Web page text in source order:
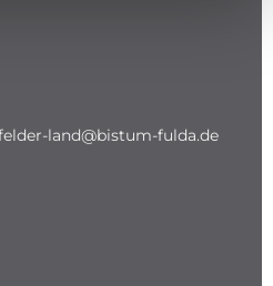
land@bistum-fulda.de